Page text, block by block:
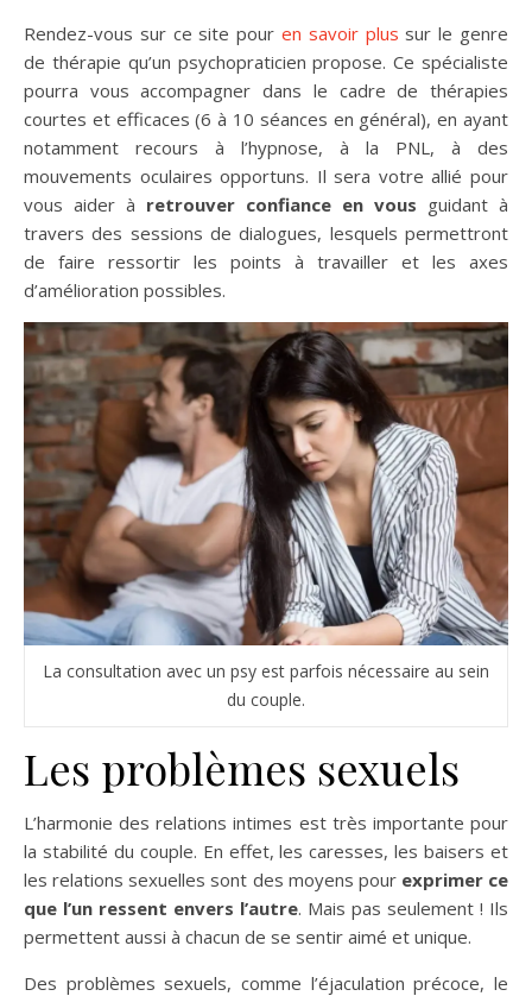
Rendez-vous sur ce site pour en savoir plus sur le genre
de thérapie qu’un psychopraticien propose. Ce spécialiste
pourra vous accompagner dans le cadre de thérapies
courtes et efficaces (6 à 10 séances en général), en ayant
notamment recours à l’hypnose, à la PNL, à des
mouvements oculaires opportuns. Il sera votre allié pour
vous aider à retrouver confiance en vous guidant à
travers des sessions de dialogues, lesquels permettront
de faire ressortir les points à travailler et les axes
d’amélioration possibles.
La consultation avec un psy est parfois nécessaire au sein
du couple.
Les problèmes sexuels
L’harmonie des relations intimes est très importante pour
la stabilité du couple. En effet, les caresses, les baisers et
les relations sexuelles sont des moyens pour exprimer ce
que l’un ressent envers l’autre. Mais pas seulement ! Ils
permettent aussi à chacun de se sentir aimé et unique.
Des problèmes sexuels, comme l’éjaculation précoce, le